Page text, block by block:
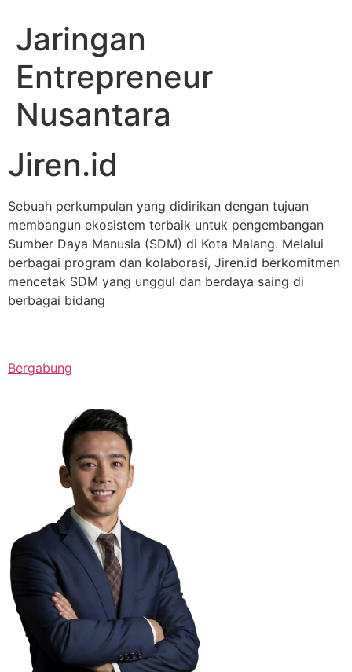
Jaringan
Entrepreneur
Nusantara
Jiren.id
Sebuah perkumpulan yang didirikan dengan tujuan
membangun ekosistem terbaik untuk pengembangan
Sumber Daya Manusia (SDM) di Kota Malang. Melalui
berbagai program dan kolaborasi, Jiren.id berkomitmen
mencetak SDM yang unggul dan berdaya saing di
berbagai bidang
Bergabung